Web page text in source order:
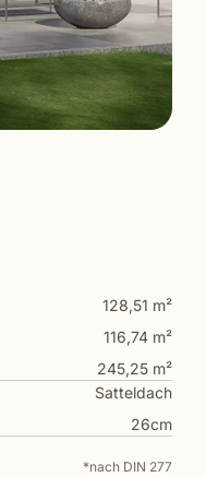
128,51 m²
116,74 m²
245,25 m²
Satteldach
26cm
*nach DIN 277